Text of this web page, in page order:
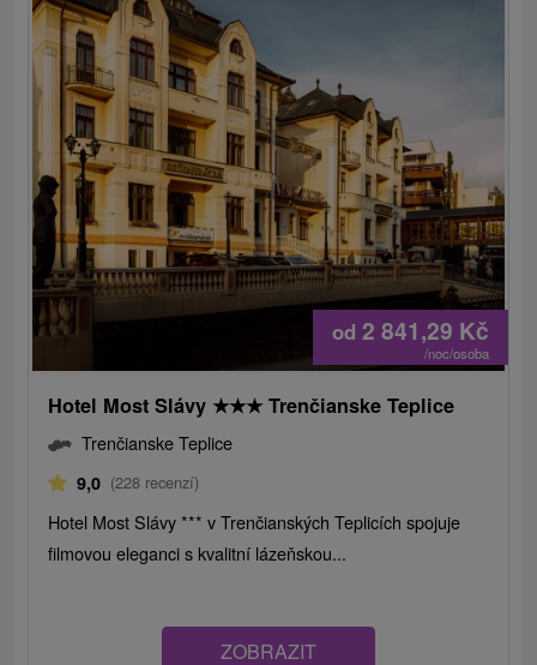
od 2 841,29 Kč
/noc/osoba
Hotel Most Slávy ★★★ Trenčianske Teplice
Trenčianske Teplice
9,0 (228 recenzí)
Hotel Most Slávy *** v Trenčianských Teplicích spojuje
filmovou eleganci s kvalitní lázeňskou...
ZOBRAZIT